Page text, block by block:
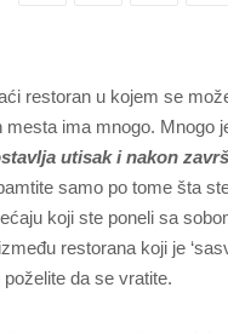
restoran u kojem se
mesta ima mnogo. Mnogo
utisak i nakon
samo po tome šta
koji ste poneli sa
restorana koji je
da se vratite.